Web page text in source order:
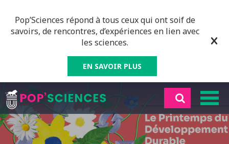
Pop’Sciences répond à tous ceux qui ont soif de
savoirs, de rencontres, d’expériences en lien avec
les sciences.
EN SAVOIR PLUS